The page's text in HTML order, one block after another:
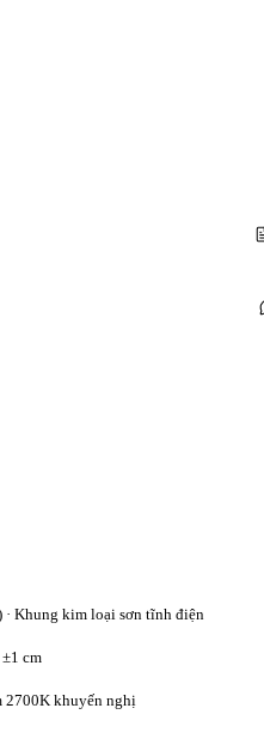
theo hoặc nhận quà tặng từ
Khung kim loại sơn tĩnh điện
cm
2700K khuyến nghị